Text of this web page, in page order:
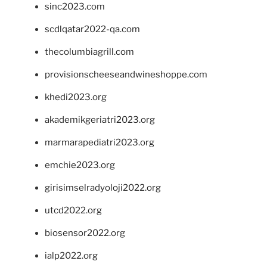
sinc2023.com
scdlqatar2022-qa.com
thecolumbiagrill.com
provisionscheeseandwineshoppe.com
khedi2023.org
akademikgeriatri2023.org
marmarapediatri2023.org
emchie2023.org
girisimselradyoloji2022.org
utcd2022.org
biosensor2022.org
ialp2022.org